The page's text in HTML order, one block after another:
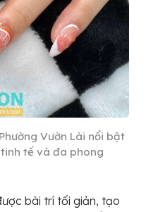
Vườn Lài nổi bật
tế và đa phong
bài trí tối giản, tạo